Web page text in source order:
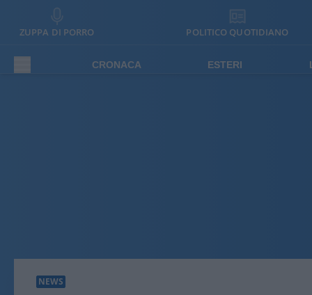
ZUPPA DI PORRO POLITICO QUOTIDIANO
CRONACA ESTERI
NEWS